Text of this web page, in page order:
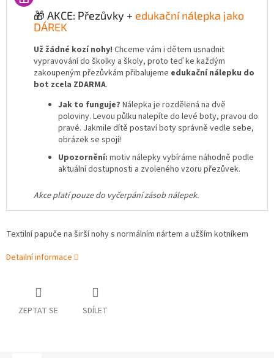
🎁 AKCE: Přezůvky + edukační nálepka jako
DÁREK
Už žádné kozí nohy! Chceme vám i dětem usnadnit
vypravování do školky a školy, proto teď ke každým
zakoupeným přezůvkám přibalujeme edukační nálepku do
bot zcela ZDARMA.
Jak to funguje? Nálepka je rozdělená na dvě
poloviny. Levou půlku nalepíte do levé boty, pravou do
pravé. Jakmile dítě postaví boty správně vedle sebe,
obrázek se spojí!
Upozornění: motiv nálepky vybíráme náhodně podle
aktuální dostupnosti a zvoleného vzoru přezůvek.
Akce platí pouze do vyčerpání zásob nálepek.
Textilní papuče na širší nohy s normálním nártem a užším kotníkem
Detailní informace
ZEPTAT SE SDÍLET